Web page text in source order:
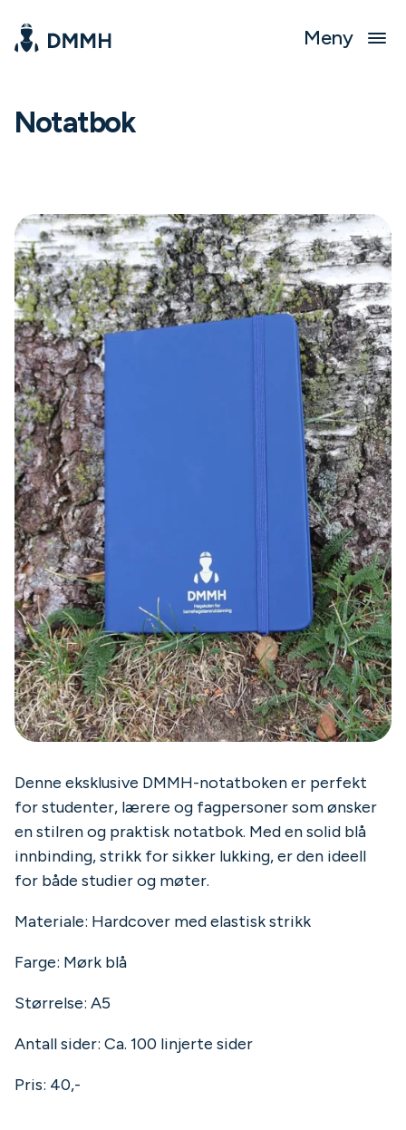
Meny
Notatbok
Denne eksklusive DMMH-notatboken er perfekt
for studenter, lærere og fagpersoner som ønsker
en stilren og praktisk notatbok. Med en solid blå
innbinding, strikk for sikker lukking, er den ideell
for både studier og møter.
Materiale: Hardcover med elastisk strikk
Farge: Mørk blå
Størrelse: A5
Antall sider: Ca. 100 linjerte sider
Pris: 40,-